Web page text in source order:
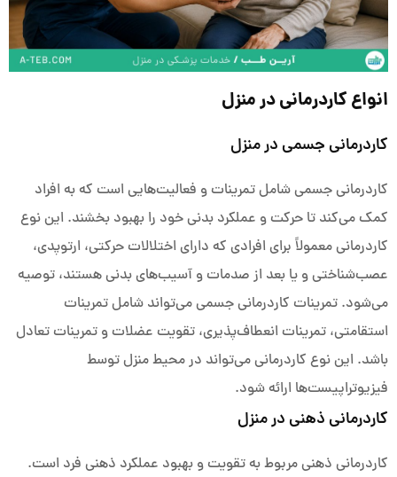
انواع کاردرمانی در منزل
کاردرمانی جسمی در منزل
کاردرمانی جسمی شامل تمرینات و فعالیت‌هایی است که به افراد
کمک می‌کند تا حرکت و عملکرد بدنی خود را بهبود بخشند. این نوع
کاردرمانی معمولاً برای افرادی که دارای اختلالات حرکتی، ارتوپدی،
عصب‌شناختی و یا بعد از صدمات و آسیب‌های بدنی هستند، توصیه
می‌شود. تمرینات کاردرمانی جسمی می‌تواند شامل تمرینات
استقامتی، تمرینات انعطاف‌پذیری، تقویت عضلات و تمرینات تعادل
باشد. این نوع کاردرمانی می‌تواند در محیط منزل توسط
فیزیوتراپیست‌ها ارائه شود.
کاردرمانی ذهنی در منزل
کاردرمانی ذهنی مربوط به تقویت و بهبود عملکرد ذهنی فرد است.